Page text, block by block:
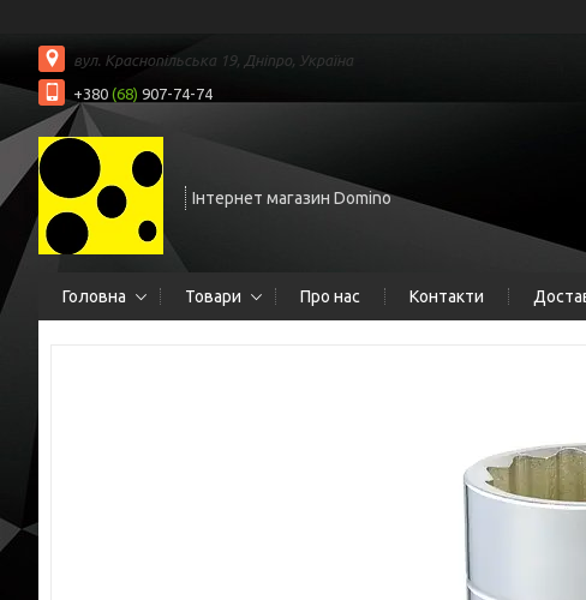
вул. Краснопільська 19, Дніпро, Україна
+380 (68) 907-74-74
Інтернет магазин Domino
Головна Товари Про нас Контакти